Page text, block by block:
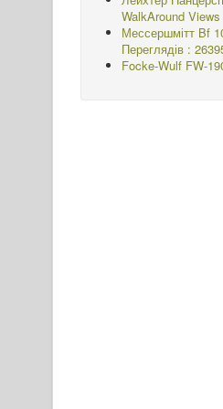
WalkAround
Мессершмітт Bf
Переглядів :
Focke-Wulf FW-